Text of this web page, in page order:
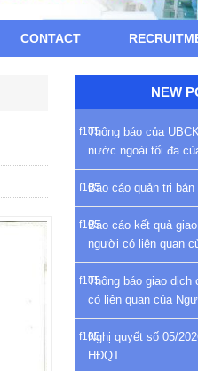
CONTACT
NEW
Thông báo của
nước ngoài tối đa
Báo cáo quản trị bán
Báo cáo kết quả
người có liên quan
Thông báo giao dịch
có liên quan của
Nghị quyết số 05/
HĐQT